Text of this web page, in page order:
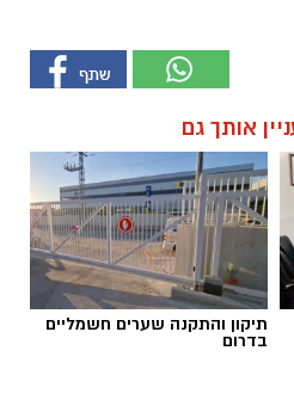
אותך גם
תיקון והתקנה שערים חשמליים
בדרום